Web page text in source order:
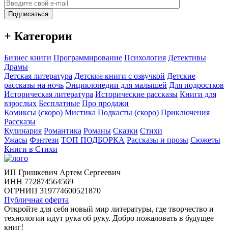
Подписаться
+ Категории
Бизнес книги Программирование Психология Детективы
Драмы
Детская литература Детские книги с озвучкой Детские
рассказы на ночь Энциклопедии для малышей Для подростков
Историческая литература Исторические рассказы Книги для
взрослых Бесплатные Про продажи
Комиксы (скоро) Мистика Подкасты (скоро) Приключения
Рассказы
Кулинария Романтика Романы Сказки Стихи
Ужасы Фэнтези ТОП ПОДБОРКА Рассказы и прозы Сюжеты
Книги в Стихи
ИП Гришкевич Артем Сергеевич
ИНН 772874564569
ОГРНИП 319774600521870
Публичная оферта
Откройте для себя новый мир литературы, где творчество и
технологии идут рука об руку. Добро пожаловать в будущее
книг!